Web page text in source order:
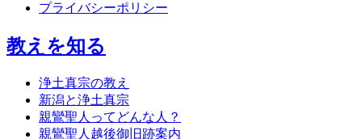
プライバシーポリシー
教えを知る
浄土真宗の教え
新潟と浄土真宗
親鸞聖人ってどんな人？
親鸞聖人越後御旧跡案内